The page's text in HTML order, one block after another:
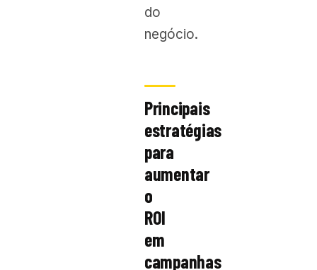
do
negócio.
Principais
estratégias
para
aumentar
o
ROI
em
campanhas